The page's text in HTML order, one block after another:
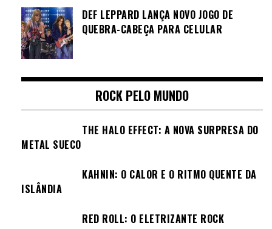
DEF LEPPARD LANÇA NOVO JOGO DE
QUEBRA-CABEÇA PARA CELULAR
ROCK PELO MUNDO
THE HALO EFFECT: A NOVA SURPRESA DO
METAL SUECO
KAHNIN: O CALOR E O RITMO QUENTE DA
ISLÂNDIA
RED ROLL: O ELETRIZANTE ROCK